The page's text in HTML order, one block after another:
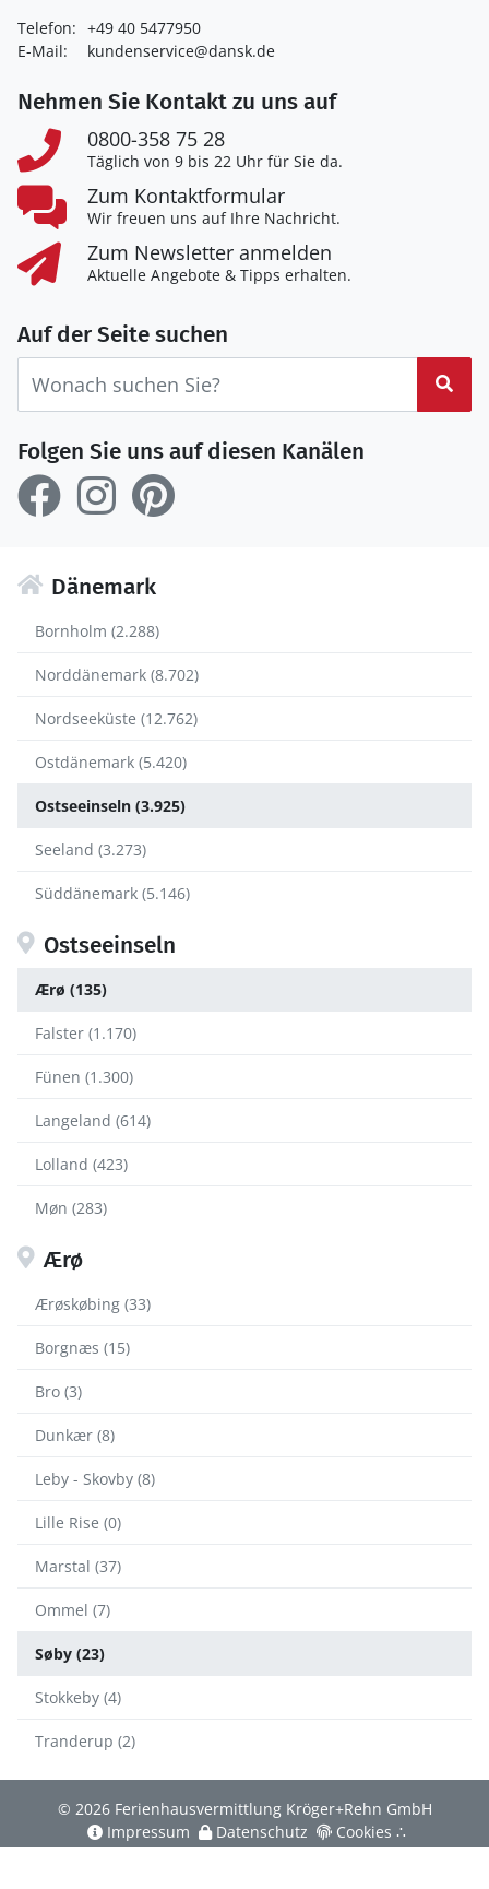
Telefon: +49 40 5477950
E-Mail:
kundenservice@dansk.de
Nehmen Sie Kontakt zu uns auf
0800-358 75 28
Täglich von 9 bis 22 Uhr für Sie da.
Zum Kontaktformular
Wir freuen uns auf Ihre Nachricht.
Zum Newsletter anmelden
Aktuelle Angebote & Tipps erhalten.
Auf der Seite suchen
Folgen Sie uns auf diesen Kanälen
Dänemark
Bornholm (2.288)
Norddänemark (8.702)
Nordseeküste (12.762)
Ostdänemark (5.420)
Ostseeinseln (3.925)
Seeland (3.273)
Süddänemark (5.146)
Ostseeinseln
Ærø (135)
Falster (1.170)
Fünen (1.300)
Langeland (614)
Lolland (423)
Møn (283)
Ærø
Ærøskøbing (33)
Borgnæs (15)
Bro (3)
Dunkær (8)
Leby - Skovby (8)
Lille Rise (0)
Marstal (37)
Ommel (7)
Søby (23)
Stokkeby (4)
Tranderup (2)
© 2026 Ferienhausvermittlung Kröger+Rehn GmbH
Impressum
Datenschutz Cookies ∴